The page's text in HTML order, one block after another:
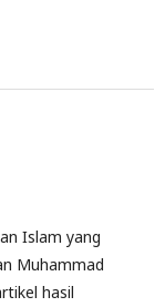
Islam yang
Muhammad
hasil